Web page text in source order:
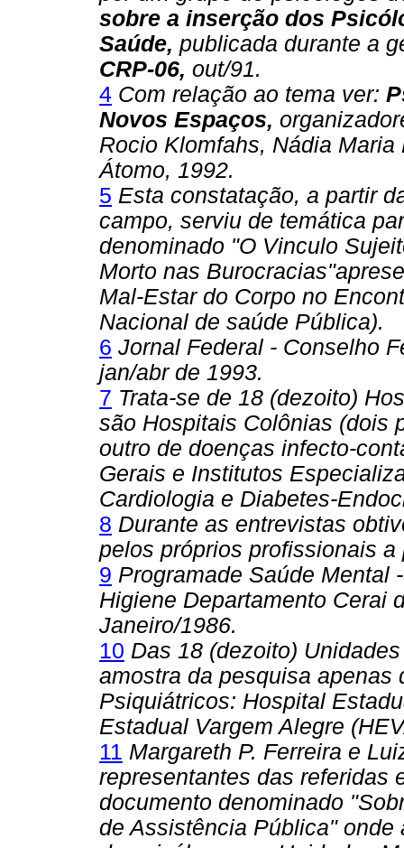
sobre a inserção dos
Saúde, publicada durante a
CRP-06, out/91.
4 Com relação ao tema ver:
Novos Espaços,
Rocio Klomfahs, Nádia
Átomo, 1992.
5 Esta constatação, a partir
campo, serviu de temática
denominado "O Vinculo
Morto nas
Mal-Estar do Corpo no
Nacional de saúde Pública).
6 Jornal Federal - Conselho
jan/abr de 1993.
7 Trata-se de 18 (dezoito)
são Hospitais Colônias (dois
outro de doenças infecto-
Gerais e Institutos
Cardiologia e Diabetes-
8 Durante as entrevistas
pelos próprios profissionais
9 Programade Saúde Mental
Higiene Departamento Cerai
Janeiro/1986.
10 Das 18 (dezoito)
amostra da pesquisa apenas
Psiquiátricos: Hospital
Estadual Vargem Alegre
11 Margareth P. Ferreira e
representantes das referidas
documento denominado
de Assistência Pública"